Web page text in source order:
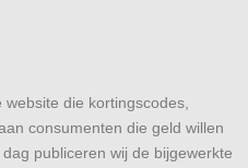
die kortingscodes,
consumenten die geld willen
publiceren wij de bijgewerkte